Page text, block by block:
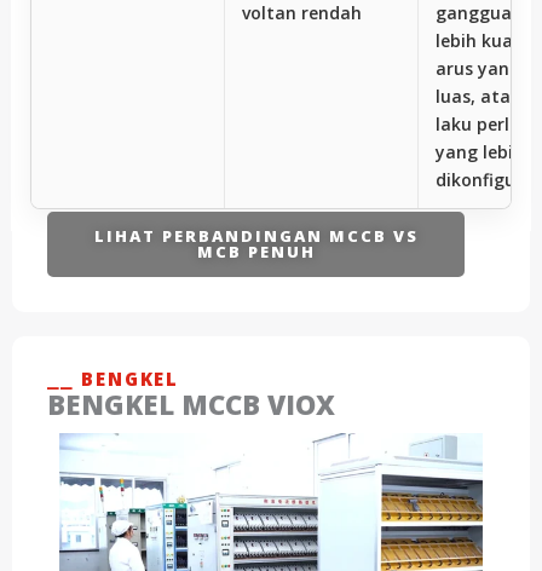
voltan rendah
gangguan
lebih kuat,
arus yang
luas, atau
laku
yang lebih
LIHAT PERBANDINGAN MCCB VS
MCB PENUH
⎯⎯ BENGKEL
BENGKEL MCCB VIOX